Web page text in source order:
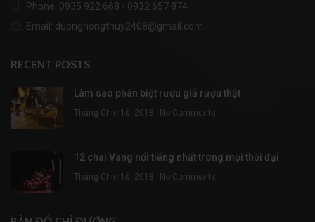
Phone: 0935 922 668 - 0932 657 874
Email: duonghongthuy2408@gmail.com
RECENT POSTS
Làm sao phân biệt rượu giả rượu thật
Tháng Chín 16, 2018 No Comments
12 chai Vang nổi tiếng nhất trong mọi thời đại
Tháng Chín 16, 2018 No Comments